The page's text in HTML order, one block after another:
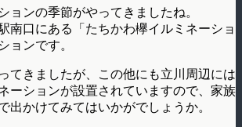
ョンの季節がやってきましたね。
南口にある「たちかわ欅イルミネーショ
ョンです。
てきましたが、この他にも立川周辺には
ーションが設置されていますので、家族
出かけてみてはいかがでしょうか。